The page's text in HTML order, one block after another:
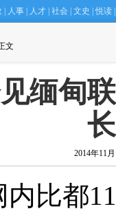
人事 人才 社会 文史 悦读
文
缅甸
2014年11
比都